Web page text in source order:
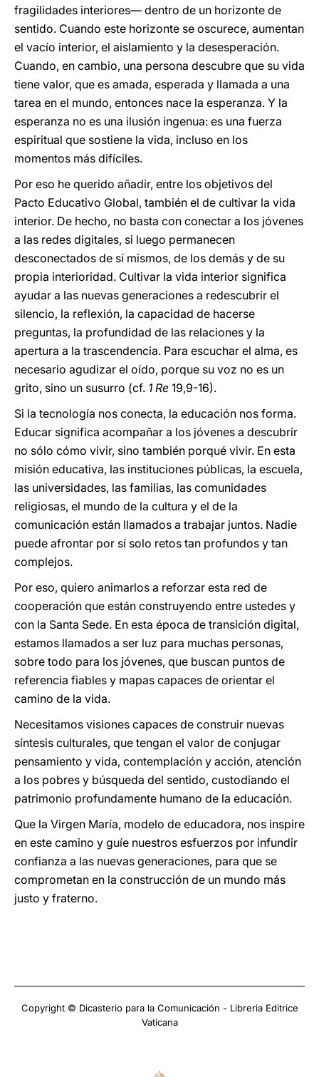
fragilidades interiores— dentro de un horizonte de
sentido. Cuando este horizonte se oscurece, aumentan
el vacío interior, el aislamiento y la desesperación.
Cuando, en cambio, una persona descubre que su vida
tiene valor, que es amada, esperada y llamada a una
tarea en el mundo, entonces nace la esperanza. Y la
esperanza no es una ilusión ingenua: es una fuerza
espiritual que sostiene la vida, incluso en los
momentos más difíciles.
Por eso he querido añadir, entre los objetivos del
Pacto Educativo Global, también el de cultivar la vida
interior. De hecho, no basta con conectar a los jóvenes
a las redes digitales, si luego permanecen
desconectados de sí mismos, de los demás y de su
propia interioridad. Cultivar la vida interior significa
ayudar a las nuevas generaciones a redescubrir el
silencio, la reflexión, la capacidad de hacerse
preguntas, la profundidad de las relaciones y la
apertura a la trascendencia. Para escuchar el alma, es
necesario agudizar el oído, porque su voz no es un
grito, sino un susurro (cf. 1 Re 19,9-16).
Si la tecnología nos conecta, la educación nos forma.
Educar significa acompañar a los jóvenes a descubrir
no sólo cómo vivir, sino también porqué vivir. En esta
misión educativa, las instituciones públicas, la escuela,
las universidades, las familias, las comunidades
religiosas, el mundo de la cultura y el de la
comunicación están llamados a trabajar juntos. Nadie
puede afrontar por sí solo retos tan profundos y tan
complejos.
Por eso, quiero animarlos a reforzar esta red de
cooperación que están construyendo entre ustedes y
con la Santa Sede. En esta época de transición digital,
estamos llamados a ser luz para muchas personas,
sobre todo para los jóvenes, que buscan puntos de
referencia fiables y mapas capaces de orientar el
camino de la vida.
Necesitamos visiones capaces de construir nuevas
síntesis culturales, que tengan el valor de conjugar
pensamiento y vida, contemplación y acción, atención
a los pobres y búsqueda del sentido, custodiando el
patrimonio profundamente humano de la educación.
Que la Virgen María, modelo de educadora, nos inspire
en este camino y guíe nuestros esfuerzos por infundir
confianza a las nuevas generaciones, para que se
comprometan en la construcción de un mundo más
justo y fraterno.
Copyright © Dicasterio para la Comunicación - Libreria Editrice
Vaticana